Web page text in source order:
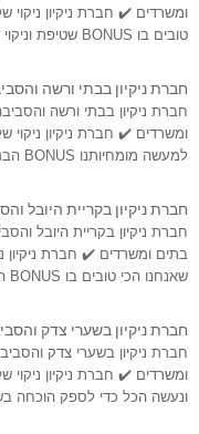
ומשרדים ✔️ חברת ניקיון ניקוי
טובים בו BONUS שטיפת וניקוי דירות מגורים
חברת ניקיון בבתי ורשה
חברת ניקיון בבתי ורשה
ומשרדים ✔️ חברת ניקיון ניקוי
למעשה מומחיותנו BONUS הברקת דירות זה טיפול רציני מוסף
חברת ניקיון בקריית היובל
חברת ניקיון בקריית היובל
בתים ומשרדים ✔️ חברת ניקיון
שאנחנו הכי טובים בו BONUS הברקת בתי מגורים הינו
חברת ניקיון בשערי צדק
חברת ניקיון בשערי צדק
ומשרדים ✔️ חברת ניקיון ניקוי
ונעשה הכל כדי לספק הוכחה